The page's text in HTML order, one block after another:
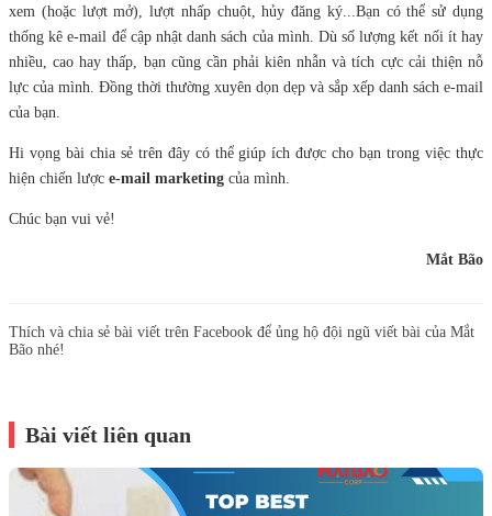
xem (hoặc lượt mở), lượt nhấp chuột, hủy đăng ký...Bạn có thể sử dụng
thống kê e-mail để cập nhật danh sách của mình. Dù số lượng kết nối ít hay
nhiều, cao hay thấp, bạn cũng cần phải kiên nhẫn và tích cực cải thiện nỗ
lực của mình. Đồng thời thường xuyên dọn dẹp và sắp xếp danh sách e-mail
của bạn.
Hi vọng bài chia sẻ trên đây có thể giúp ích được cho bạn trong việc thực
hiện chiến lược e-mail marketing của mình.
Chúc bạn vui vẻ!
Mắt Bão
Thích và chia sẻ bài viết trên Facebook để ủng hộ đội ngũ viết bài của Mắt
Bão nhé!
Bài viết liên quan